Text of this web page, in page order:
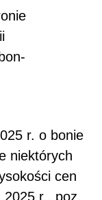
r. o bonie
niektórych
cen
r., poz.